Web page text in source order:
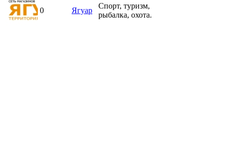
0 Ягуар
Спорт, туризм,
рыбалка, охота.